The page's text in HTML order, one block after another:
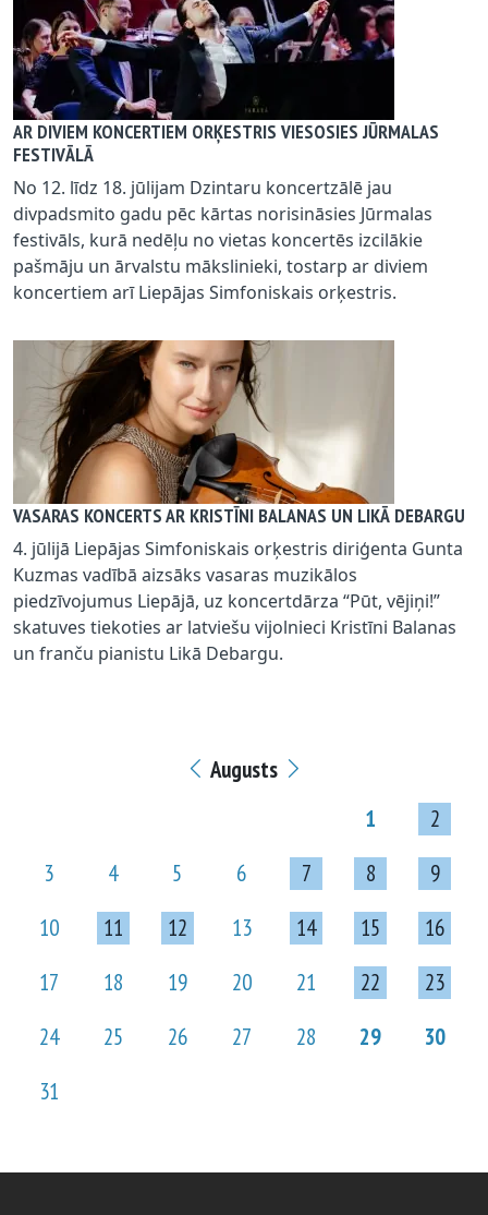
AR DIVIEM KONCERTIEM ORĶESTRIS VIESOSIES JŪRMALAS
FESTIVĀLĀ
No 12. līdz 18. jūlijam Dzintaru koncertzālē jau
divpadsmito gadu pēc kārtas norisināsies Jūrmalas
festivāls, kurā nedēļu no vietas koncertēs izcilākie
pašmāju un ārvalstu mākslinieki, tostarp ar diviem
koncertiem arī Liepājas Simfoniskais orķestris.
VASARAS KONCERTS AR KRISTĪNI BALANAS UN LIKĀ DEBARGU
4. jūlijā Liepājas Simfoniskais orķestris diriģenta Gunta
Kuzmas vadībā aizsāks vasaras muzikālos
piedzīvojumus Liepājā, uz koncertdārza “Pūt, vējiņi!”
skatuves tiekoties ar latviešu vijolnieci Kristīni Balanas
un franču pianistu Likā Debargu.
Augusts
1
2
3
4 5 6 7 8
9
10
11 12 13 14 15
16
17
18 19 20 21 22
23
24
25 26 27 28 29
30
31